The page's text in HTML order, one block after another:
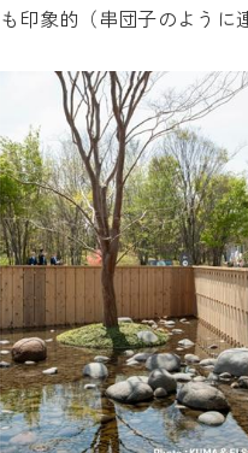
も印象的（串団子のように